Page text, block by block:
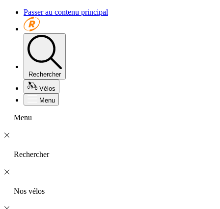
Passer au contenu principal
Rechercher
Vélos
Menu
Menu
Rechercher
Nos vélos